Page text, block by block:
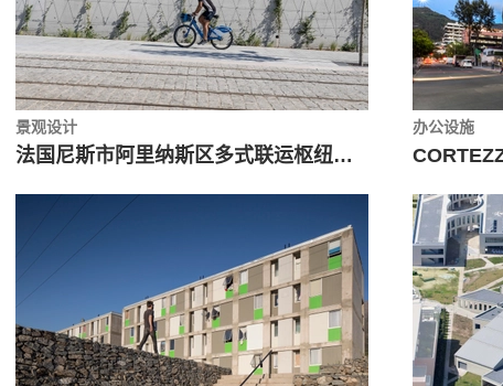
景观设计
法国尼斯市阿里纳斯区多式联运枢纽中轴线/mateoarquitectura
办公设施